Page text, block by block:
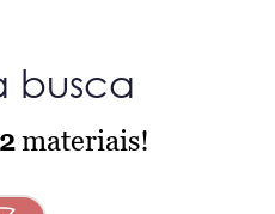
busca
2materiais!